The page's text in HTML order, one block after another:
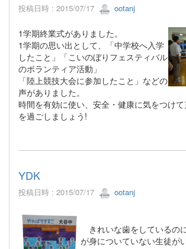
投稿日時 : 2015/07/17 ootanj
1学期終業式がありました。
1学期の思い出として、「中学校へ入学
したこと」「こいのぼりフェスティバル
のボランティア活動」
「陸上競技大会に参加したこと」などの
声がありました。
時間を有効に使い、安全・健康に気をつけ
を過ごしましょう!
YDK
投稿日時 : 2015/07/17 ootanj
きれいな歯をしているの
が身についていない生徒が